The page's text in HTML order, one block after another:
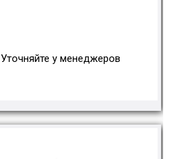
Уточняйте у менеджеров